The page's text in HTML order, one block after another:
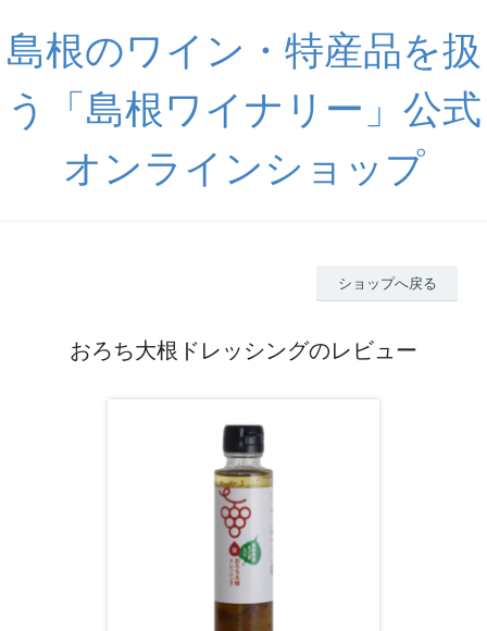
島根のワイン・特産品を扱
う「島根ワイナリー」公式
オンラインショップ
ショップへ戻る
おろち大根ドレッシングのレビュー